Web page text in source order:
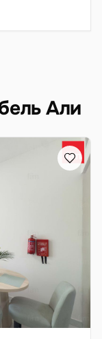
Али